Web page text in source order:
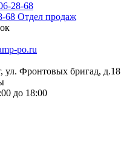
28-68
68 Отдел продаж
po.ru
ул. Фронтовых бригад, д.18
до 18:00